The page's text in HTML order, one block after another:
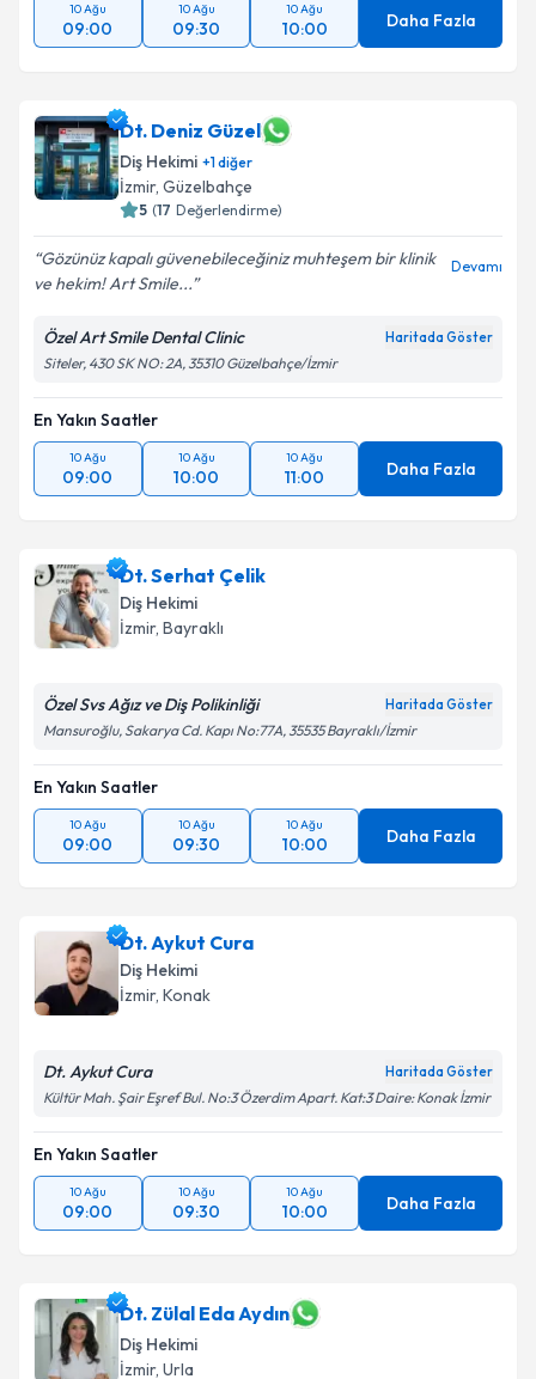
10 Ağu
09:00
10 Ağu
09:30
10 Ağu
10:00 Daha Fazla
Dt. Deniz Güzel
Diş Hekimi +1diğer
İzmir, Güzelbahçe
5 (17 Değerlendirme)
Gözünüz kapalı güvenebileceğiniz muhteşem bir klinik
ve hekim! Art Smile...
Devamı
Özel Art Smile Dental Clinic Haritada Göster
Siteler, 430 SK NO: 2A, 35310 Güzelbahçe/İzmir
En Yakın Saatler
10 Ağu
09:00
10 Ağu
10:00
10 Ağu
11:00 Daha Fazla
Dt. Serhat Çelik
Diş Hekimi
İzmir, Bayraklı
Özel Svs Ağız ve Diş Polikinliği Haritada Göster
Mansuroğlu, Sakarya Cd. Kapı No:77A, 35535 Bayraklı/İzmir
En Yakın Saatler
10 Ağu
09:00
10 Ağu
09:30
10 Ağu
10:00 Daha Fazla
Dt. Aykut Cura
Diş Hekimi
İzmir, Konak
Dt. Aykut Cura Haritada Göster
Kültür Mah. Şair Eşref Bul. No:3 Özerdim Apart. Kat:3 Daire: Konak İzmir
En Yakın Saatler
10 Ağu
09:00
10 Ağu
09:30
10 Ağu
10:00 Daha Fazla
Dt. Zülal Eda Aydın
Diş Hekimi
İzmir, Urla